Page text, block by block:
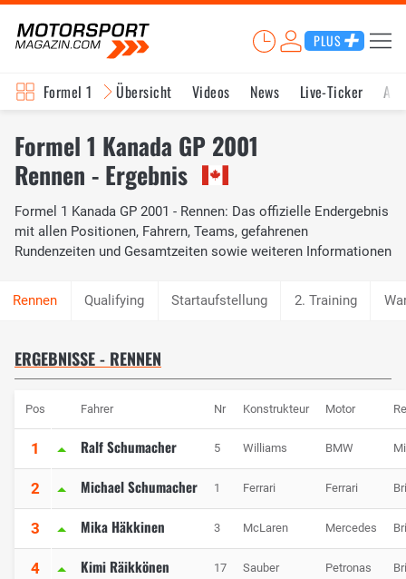
PLUS
Formel 1 Übersicht Videos News Live-Ticker
Formel 1 Kanada GP 2001
Rennen - Ergebnis
Formel 1 Kanada GP 2001 - Rennen: Das offizielle Endergebnis
mit allen Positionen, Fahrern, Teams, gefahrenen
Rundenzeiten und Gesamtzeiten sowie weiteren Informationen
Qualifying Startaufstellung 2. Training
ERGEBNISSE - RENNEN
Pos Fahrer Nr Konstrukteur Motor
1 Ralf Schumacher 5 Williams BMW
2 Michael Schumacher 1 Ferrari Ferrari
3 Mika Häkkinen 3 McLaren Mercedes
4 Kimi Räikkönen 17 Sauber Petronas